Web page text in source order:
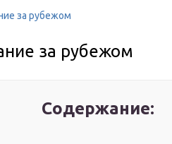
за рубежом
за рубежом
Содержание: